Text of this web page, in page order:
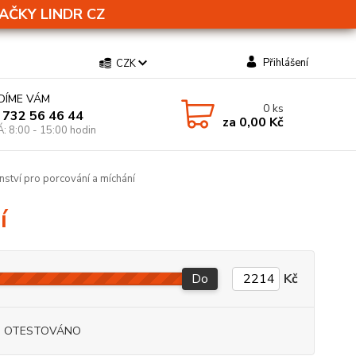
LINDR CZ
CZK Přihlášení
VÁM
56 46 44
8:00 - 15:00 hodin
0ks
za 0,00 Kč
pro porcování a míchání
Do Kč
OTESTOVÁNO